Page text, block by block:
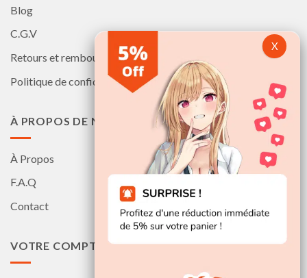
Blog
C.G.V
Retours et remboursements
Politique de confidentialité
À PROPOS DE NOUS
À Propos
F.A.Q
Contact
VOTRE COMPTE